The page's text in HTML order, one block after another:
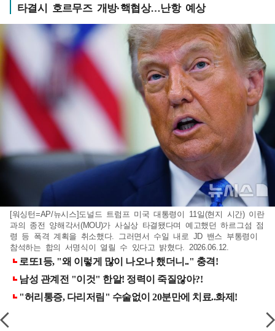
타결시 호르무즈 개방·핵협상…난항 예상
[워싱턴=AP/뉴시스]도널드 트럼프 미국 대통령이 11일(현지 시간) 이란
과의 종전 양해각서(MOU)가 사실상 타결됐다며 예고했던 하르그섬 점
령 등 폭격 계획을 취소했다. 그러면서 수일 내로 JD 밴스 부통령이
참석하는 합의 서명식이 열릴 수 있다고 밝혔다. 2026.06.12.